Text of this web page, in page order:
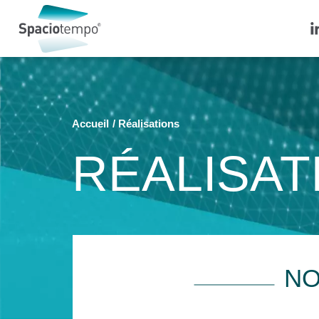
Accueil Réalisations
Panneau de gestion des cookies